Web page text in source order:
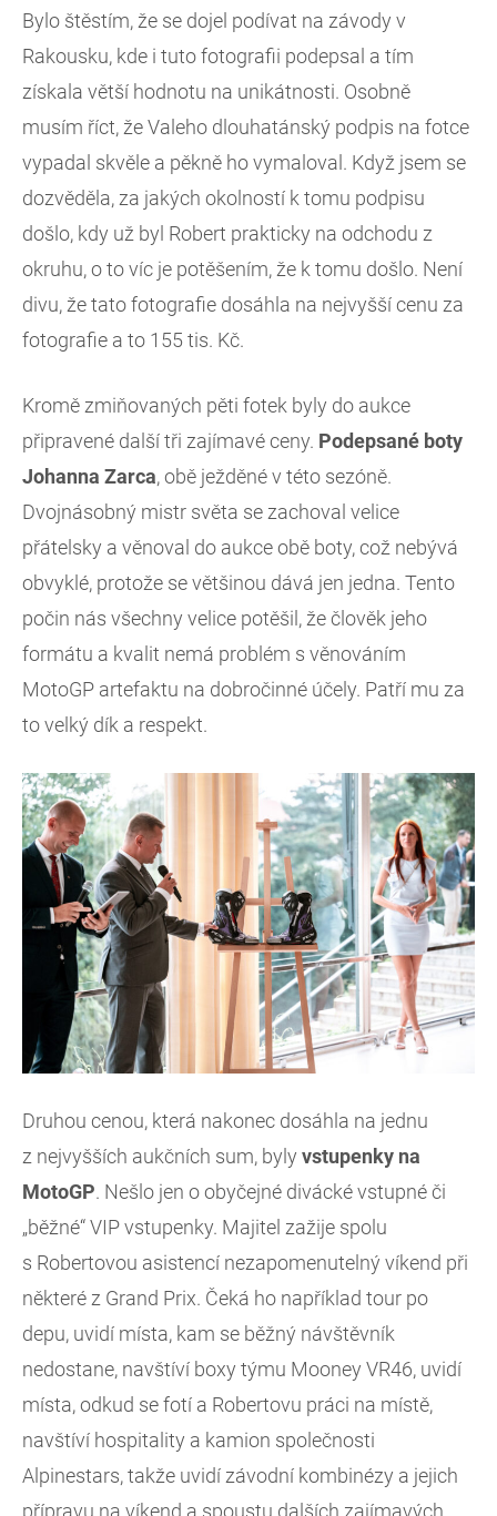
Bylo štěstím, že se dojel podívat na závody v
Rakousku, kde i tuto fotografii podepsal a tím
získala větší hodnotu na unikátnosti. Osobně
musím říct, že Valeho dlouhatánský podpis na fotce
vypadal skvěle a pěkně ho vymaloval. Když jsem se
dozvěděla, za jakých okolností k tomu podpisu
došlo, kdy už byl Robert prakticky na odchodu z
okruhu, o to víc je potěšením, že k tomu došlo. Není
divu, že tato fotografie dosáhla na nejvyšší cenu za
fotografie a to 155 tis. Kč.
Kromě zmiňovaných pěti fotek byly do aukce
připravené další tři zajímavé ceny. Podepsané boty
Johanna Zarca, obě ježděné v této sezóně.
Dvojnásobný mistr světa se zachoval velice
přátelsky a věnoval do aukce obě boty, což nebývá
obvyklé, protože se většinou dává jen jedna. Tento
počin nás všechny velice potěšil, že člověk jeho
formátu a kvalit nemá problém s věnováním
MotoGP artefaktu na dobročinné účely. Patří mu za
to velký dík a respekt.
Druhou cenou, která nakonec dosáhla na jednu
z nejvyšších aukčních sum, byly vstupenky na
MotoGP. Nešlo jen o obyčejné divácké vstupné či
„běžné“ VIP vstupenky. Majitel zažije spolu
s Robertovou asistencí nezapomenutelný víkend při
některé z Grand Prix. Čeká ho například tour po
depu, uvidí místa, kam se běžný návštěvník
nedostane, navštíví boxy týmu Mooney VR46, uvidí
místa, odkud se fotí a Robertovu práci na místě,
navštíví hospitality a kamion společnosti
Alpinestars, takže uvidí závodní kombinézy a jejich
přípravu na víkend a spoustu dalších zajímavých